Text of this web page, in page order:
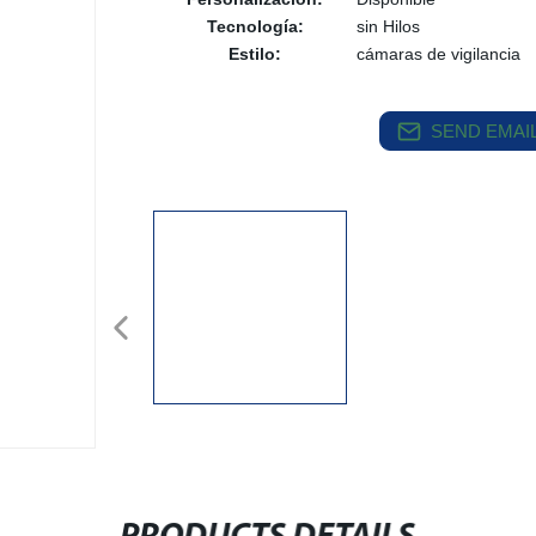
Tecnología:
sin Hilos
Estilo:
cámaras de vigilancia
SEND